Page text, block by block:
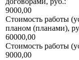
9000,00
Стоимость работы
планом (планами),
60000,00
Стоимость работы
9000,00